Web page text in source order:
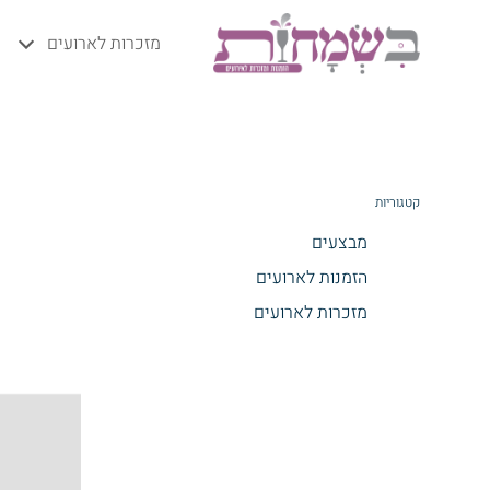
מזכרות לארועים
קטגוריות
מבצעים
הזמנות לארועים
מזכרות לארועים